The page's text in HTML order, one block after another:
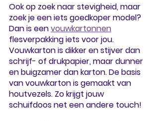
Ook op zoek naar stevigheid, maar
zoek je een iets goedkoper model?
Dan is een vouwkartonnen
flesverpakking iets voor jou.
Vouwkarton is dikker en stijver dan
schrijf- of drukpapier, maar dunner
en buigzamer dan karton. De basis
van vouwkarton is gemaakt van
houtvezels. Zo krijgt jouw
schuifdoos net een andere touch!